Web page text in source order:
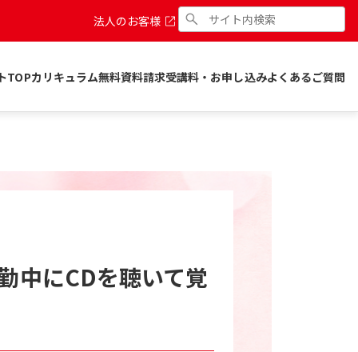
法人のお客様
TOPカリキュラム無料資料請求受講料・お申し込みよくあるご質問
中にCDを聴いて覚